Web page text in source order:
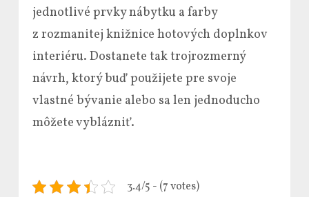
jednotlivé prvky nábytku a farby
z rozmanitej knižnice hotových doplnkov
interiéru. Dostanete tak trojrozmerný
návrh, ktorý buď použijete pre svoje
vlastné bývanie alebo sa len jednoducho
môžete vyblázniť.
3.4/5 - (7 votes)